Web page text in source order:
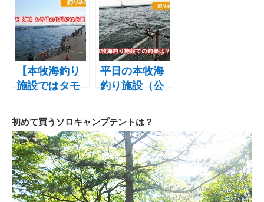
り施設で釣
り！釣れた魚
は？釣った魚
の保存方法
海釣り！混雑
状況と釣果
は？
【本牧海釣り
施設ではタモ
30㎝のサバが
釣れなかった
原因は？タモ
とハリス
平日の本牧海
釣り施設（公
況はどう？15
時（夕マズ
メ）からの釣
果は！？
初めて買うソロキャンプテントは？